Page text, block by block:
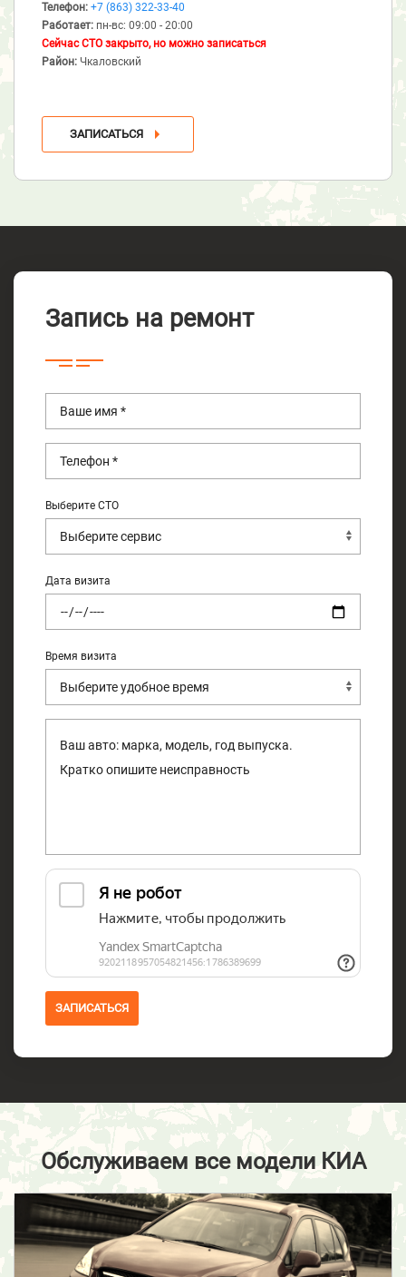
Телефон: +7 (863) 322-33-40
Работает: пн-вс: 09:00 - 20:00
Сейчас СТО закрыто, но можно записаться
Район: Чкаловский
ЗАПИСАТЬСЯ
Запись на ремонт
Выберите СТО
Дата визита
Время визита
ЗАПИСАТЬСЯ
Обслуживаем все модели КИА